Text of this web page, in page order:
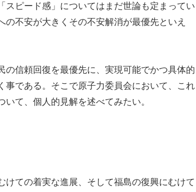
スピード感」についてはまだ世論も定まってい
不安が大きくその不安解消が最優先といえ
の信頼回復を最優先に、実現可能でかつ具体的
である。そこで原子力委員会において、これ
て、個人的見解を述べてみたい。
けての着実な進展、そして福島の復興にむけて